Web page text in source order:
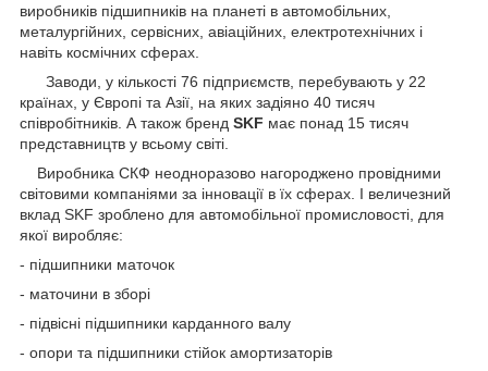
виробників підшипників на планеті в автомобільних,
металургійних, сервісних, авіаційних, електротехнічних і
навіть космічних сферах.
Заводи, у кількості 76 підприємств, перебувають у 22
країнах, у Європі та Азії, на яких задіяно 40 тисяч
співробітників. А також бренд SKF має понад 15 тисяч
представництв у всьому світі.
Виробника СКФ неодноразово нагороджено провідними
світовими компаніями за інновації в їх сферах. І величезний
вклад SKF зроблено для автомобільної промисловості, для
якої виробляє:
- підшипники маточок
- маточини в зборі
- підвісні підшипники карданного валу
- опори та підшипники стійок амортизаторів